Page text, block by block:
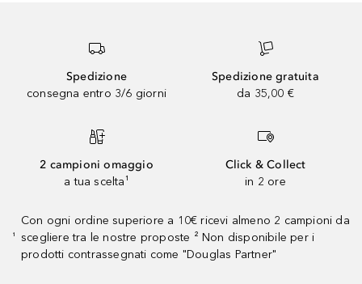
Spedizione
consegna entro 3/6 giorni
Spedizione gratuita
da 35,00 €
2 campioni omaggio
a tua scelta¹
Click & Collect
in 2 ore
¹
Con ogni ordine superiore a 10€ ricevi almeno 2 campioni da
scegliere tra le nostre proposte ² Non disponibile per i
prodotti contrassegnati come "Douglas Partner"